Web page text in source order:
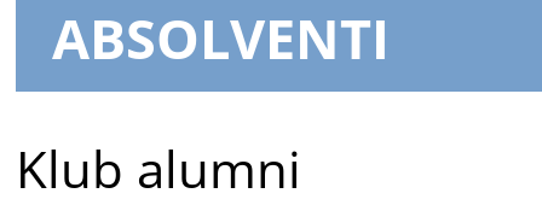
ABSOLVENTI
Klub alumni